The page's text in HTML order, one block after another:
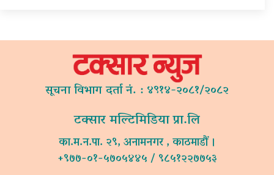
सूचना विभाग दर्ता नं. : ४९१४-२०८१/२०८२
टक्सार मल्टिमिडिया प्रा.लि
का.म.न.पा. २९, अनामनगर , काठमाडौं ।
+९७७-०१-५७०५४४५ / ९८५१२२७७५३